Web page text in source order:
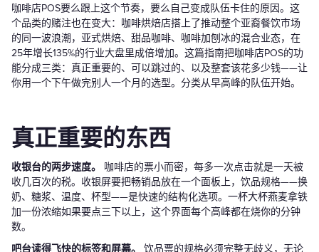
咖啡店POS要么跟上这个节奏，要么自己变成队伍卡住的原因。这
个品类的赌注也在变大：咖啡烘焙店搭上了推动整个亚裔餐饮市场
的同一波浪潮，亚式烘焙、甜品咖啡、咖啡加刨冰的混合业态，在
25年增长135%的行业大盘里成倍增加。这篇指南把咖啡店POS的功
能分成三类：真正重要的、可以跳过的、以及整套该花多少钱——让
你用一个下午做完别人一个月的选型。分类从早高峰的队伍开始。
真正重要的东西
收银台的两步速度。
咖啡店的票小而密，每多一次点击就是一天被
收几百次的税。收银屏要把畅销品放在一个面板上，饮品规格——换
奶、糖浆、温度、杯型——是快速的结构化选项。一杯大杯燕麦拿铁
加一份浓缩如果要点三下以上，这个界面每个高峰都在烧你的分钟
数。
吧台读得飞快的标签和屏幕。
饮品票的规格必须完整无歧义，无论